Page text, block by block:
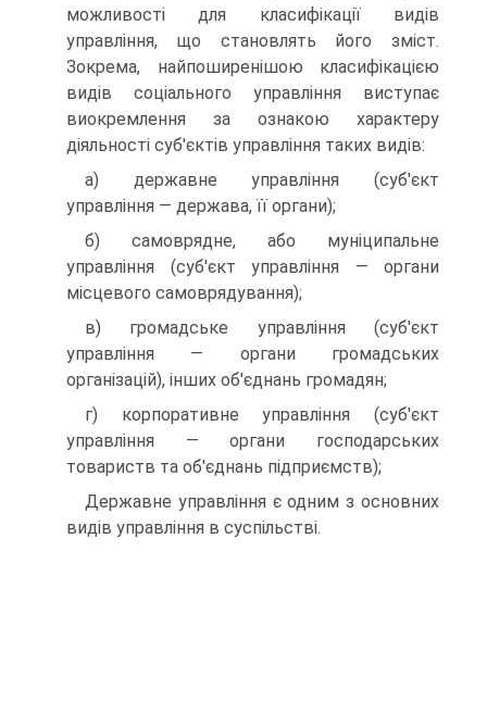
можливості для класифікації видів
управління, що становлять його зміст.
Зокрема, найпоширенішою класифікацією
видів соціального управління виступає
виокремлення за ознакою характеру
діяльності суб'єктів управління таких видів:
а) державне управління (суб'єкт
управління — держава, її органи);
б) самоврядне, або муніципальне
управління (суб'єкт управління — органи
місцевого самоврядування);
в) громадське управління (суб'єкт
управління — органи громадських
організацій), інших об'єднань громадян;
г) корпоративне управління (суб'єкт
управління — органи господарських
товариств та об'єднань підприємств);
Державне управління є одним з основних
видів управління в суспільстві.